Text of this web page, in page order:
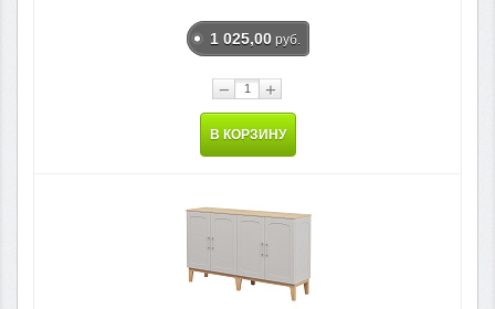
1 025,00 руб.
− +
В КОРЗИНУ